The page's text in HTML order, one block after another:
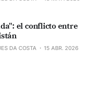
el conflicto entre
DA COSTA 15 ABR. 2026